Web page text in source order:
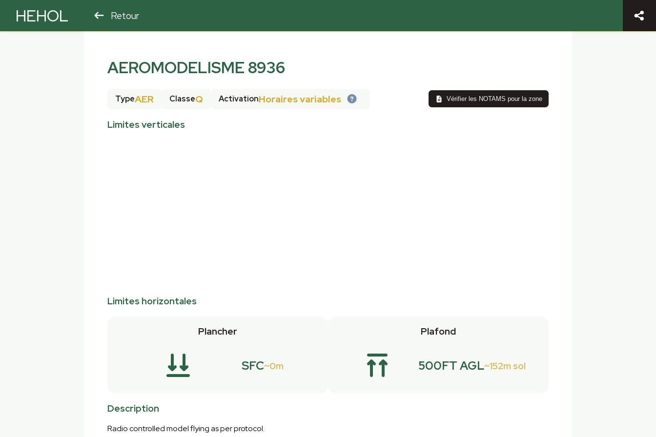
HEHOL Retour
AEROMODELISME 8936
TypeAER ClasseQ ActivationHoraires variables Vérifier les NOTAMS pour la zone
Limites verticales
Limites horizontales
Plancher
SFC 0m
Plafond
500FT AGL 152m sol
Description
Radio controlled model flying as per protocol.